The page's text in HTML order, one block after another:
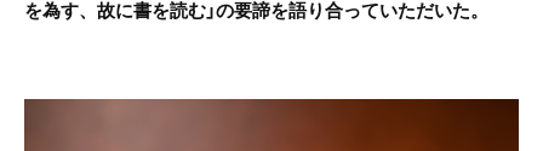
を為す、故に書を読む」の要諦を語り合っていただいた。